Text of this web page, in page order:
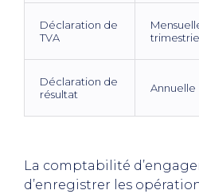
Déclaration de
TVA
Déclaration de
résultat
Annuelle
La comptabilité
d’enregistrer les